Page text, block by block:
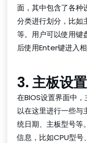
面，其中包含了各种
分类进行划分，比如
等。用户可以使用键
后使用Enter键进入相
3. 主板设置
在BIOS设置界面中
以在这里进行一些与
统日期、主板型号等
信息，比如CPU型号